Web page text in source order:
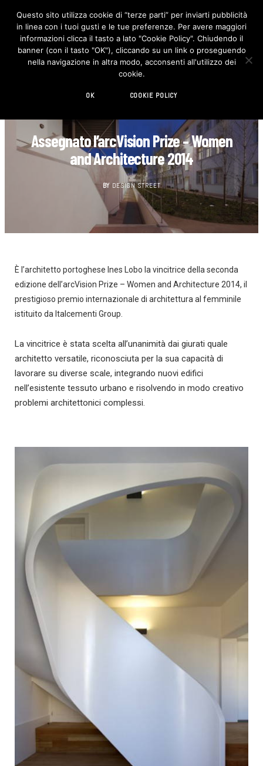
F
c
e
b
o
I
n
s
t
Assegnato l’arcVision Prize – Women
and Architecture 2014
BY DESIGN STREET
È l’architetto portoghese Ines Lobo la vincitrice della seconda
edizione dell’arcVision Prize – Women and Architecture 2014, il
prestigioso premio internazionale di architettura al femminile
istituito da Italcementi Group.
La vincitrice è stata scelta all’unanimità dai giurati quale
architetto versatile, riconosciuta per la sua capacità di
lavorare su diverse scale, integrando nuovi edifici
nell’esistente tessuto urbano e risolvendo in modo creativo
problemi architettonici complessi.
Questo sito utilizza cookie di “terze parti” per inviarti pubblicità
in linea con i tuoi gusti e le tue preferenze. Per avere maggiori
informazioni clicca il tasto a lato "Cookie Policy". Chiudendo il
banner (con il tasto "OK"), cliccando su un link o proseguendo
nella navigazione in altra modo, acconsenti all'utilizzo dei
cookie.
OK COOKIE POLICY